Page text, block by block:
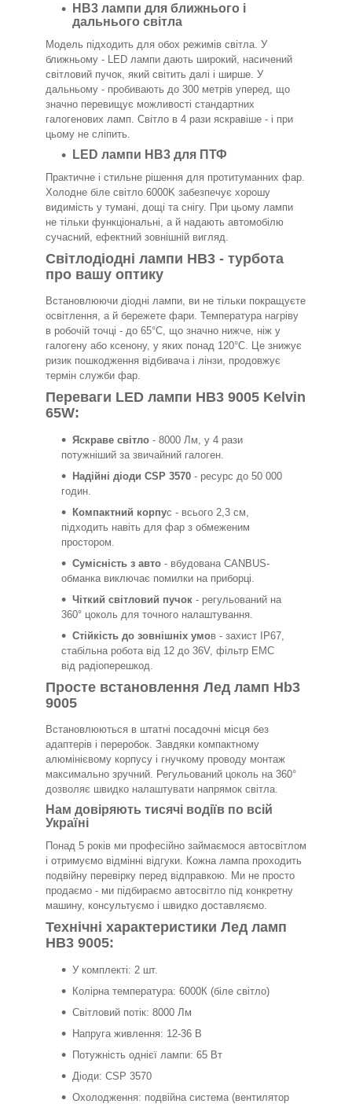
HB3 лампи для ближнього і
дальнього світла
Модель підходить для обох режимів світла. У
ближньому - LED лампи дають широкий, насичений
світловий пучок, який світить далі і ширше. У
дальньому - пробивають до 300 метрів уперед, що
значно перевищує можливості стандартних
галогенових ламп. Світло в 4 рази яскравіше - і при
цьому не сліпить.
LED лампи HB3 для ПТФ
Практичне і стильне рішення для протитуманних фар.
Холодне біле світло 6000K забезпечує хорошу
видимість у тумані, дощі та снігу. При цьому лампи
не тільки функціональні, а й надають автомобілю
сучасний, ефектний зовнішній вигляд.
Світлодіодні лампи HB3 - турбота
про вашу оптику
Встановлюючи діодні лампи, ви не тільки покращуєте
освітлення, а й бережете фари. Температура нагріву
в робочій точці - до 65°C, що значно нижче, ніж у
галогену або ксенону, у яких понад 120°C. Це знижує
ризик пошкодження відбивача і лінзи, продовжує
термін служби фар.
Переваги LED лампи HB3 9005 Kelvin
65W:
Яскраве світло - 8000 Лм, у 4 рази
потужніший за звичайний галоген.
Надійні діоди CSP 3570 - ресурс до 50 000
годин.
Компактний корпус - всього 2,3 см,
підходить навіть для фар з обмеженим
простором.
Сумісність з авто - вбудована CANBUS-
обманка виключає помилки на приборці.
Чіткий світловий пучок - регульований на
360° цоколь для точного налаштування.
Стійкість до зовнішніх умов - захист IP67,
стабільна робота від 12 до 36V, фільтр EMC
від радіоперешкод.
Просте встановлення Лед ламп Hb3
9005
Встановлюються в штатні посадочні місця без
адаптерів і переробок. Завдяки компактному
алюмінієвому корпусу і гнучкому проводу монтаж
максимально зручний. Регульований цоколь на 360°
дозволяє швидко налаштувати напрямок світла.
Нам довіряють тисячі водіїв по всій
Україні
Понад 5 років ми професійно займаємося автосвітлом
і отримуємо відмінні відгуки. Кожна лампа проходить
подвійну перевірку перед відправкою. Ми не просто
продаємо - ми підбираємо автосвітло під конкретну
машину, консультуємо і швидко доставляємо.
Технічні характеристики Лед ламп
HB3 9005:
У комплекті: 2 шт.
Колірна температура: 6000К (біле світло)
Світловий потік: 8000 Лм
Напруга живлення: 12-36 В
Потужність однієї лампи: 65 Вт
Діоди: CSP 3570
Охолодження: подвійна система (вентилятор